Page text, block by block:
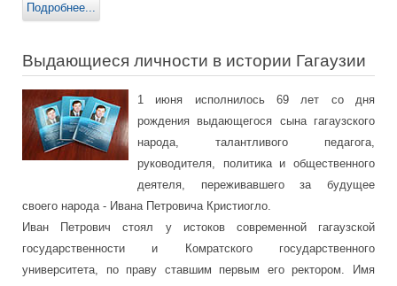
Подробнее...
Выдающиеся личности в истории Гагаузии
1 июня исполнилось 69 лет со дня
рождения выдающегося сына гагаузского
народа, талантливого педагога,
руководителя, политика и общественного
деятеля, переживавшего за будущее
своего народа - Ивана Петровича Кристиогло.
Иван Петрович стоял у истоков современной гагаузской
государственности и Комратского государственного
университета, по праву ставшим первым его ректором. Имя